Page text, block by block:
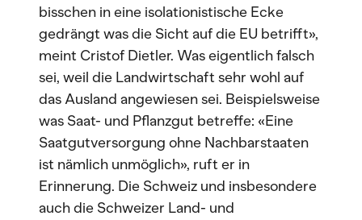
bisschen in eine isolationistische Ecke
gedrängt was die Sicht auf die EU betrifft»,
meint Cristof Dietler. Was eigentlich falsch
sei, weil die Landwirtschaft sehr wohl auf
das Ausland angewiesen sei. Beispielsweise
was Saat- und Pflanzgut betreffe: «Eine
Saatgutversorgung ohne Nachbarstaaten
ist nämlich unmöglich», ruft er in
Erinnerung. Die Schweiz und insbesondere
auch die Schweizer Land- und